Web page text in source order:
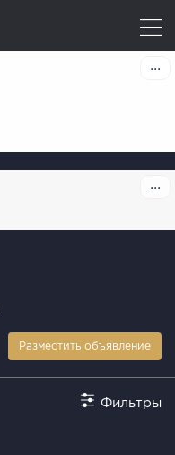
Разместить объявление
Фильтры